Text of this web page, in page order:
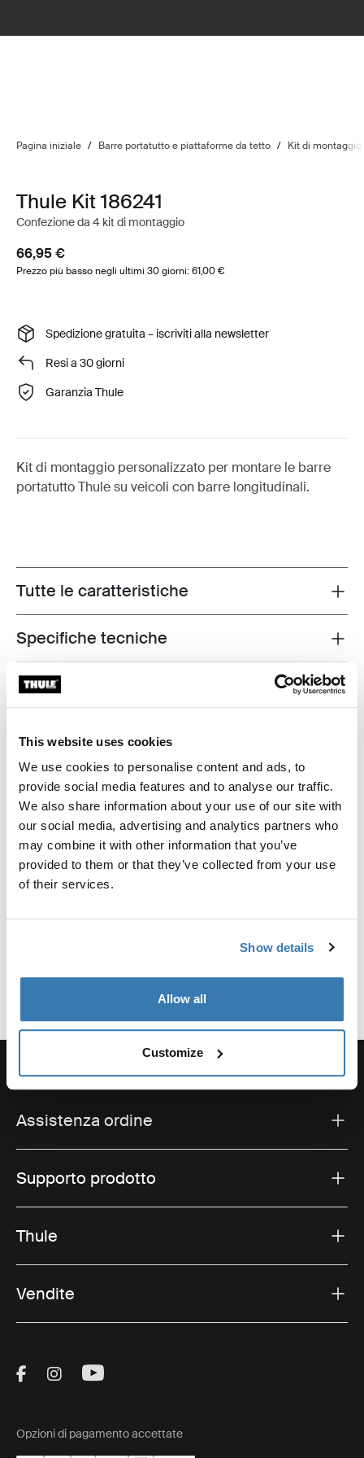
This website uses cookies
We use cookies to personalise content and ads, to
provide social media features and to analyse our traffic.
We also share information about your use of our site with
our social media, advertising and analytics partners who
may combine it with other information that you’ve
provided to them or that they’ve collected from your use
of their services.
Show details
Allow all
Customize
Pagina iniziale / Barre portatutto e piattaforme da tetto / Kit di montaggio
Thule Kit 186241
Confezione da 4 kit di montaggio
66,95 €
Prezzo più basso negli ultimi 30 giorni: 61,00 €
Spedizione gratuita – iscriviti alla newsletter
Resi a 30 giorni
Garanzia Thule
Kit di montaggio personalizzato per montare le barre
portatutto Thule su veicoli con barre longitudinali.
Toggle features
Tutte le caratteristiche
Toggle techspec
Specifiche tecniche
Toggle guides and instructions
Istruzioni
Toggle overview
Revisioni
Informazioni sulla produzione
Marchio registrato: Thule Sweden AB
Nome produttore: Thule Sweden
Indirizzo del produttore: Borggatan 5, 335 73
Hillerstorp, Svezia
Sito web: www.thule.com
Assistenza ordine
Supporto prodotto
Thule
Vendite
Visit Thule on Facebook (external link)
Visit Thule on Instagram (external link)
Visit Thule on Youtube (external
Opzioni di pagamento accettate